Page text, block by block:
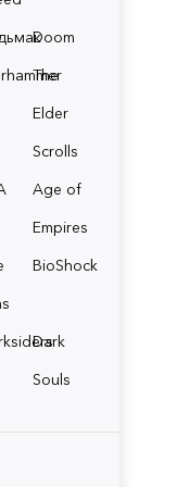
Doom
The
Elder
Scrolls
Age of
Empires
BioShock
Dark
Souls